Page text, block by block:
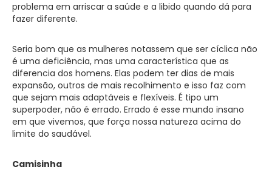
problema em arriscar a saúde e a libido quando dá para
fazer diferente.
Seria bom que as mulheres notassem que ser cíclica não
é uma deficiência, mas uma característica que as
diferencia dos homens. Elas podem ter dias de mais
expansão, outros de mais recolhimento e isso faz com
que sejam mais adaptáveis e flexíveis. É tipo um
superpoder, não é errado. Errado é esse mundo insano
em que vivemos, que força nossa natureza acima do
limite do saudável.
Camisinha